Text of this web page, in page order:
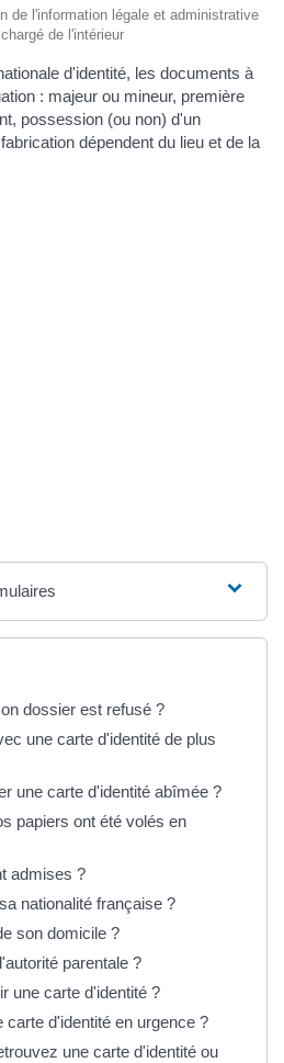
de l'information légale et administrative
de l'intérieur
d'identité, les documents à
: majeur ou mineur, première
possession (ou non) d'un
dépendent du lieu et de la
dossier est refusé ?
une carte d'identité de plus
une carte d'identité abîmée ?
papiers ont été volés en
admises ?
nationalité française ?
son domicile ?
parentale ?
une carte d'identité ?
carte d'identité en urgence ?
une carte d'identité ou